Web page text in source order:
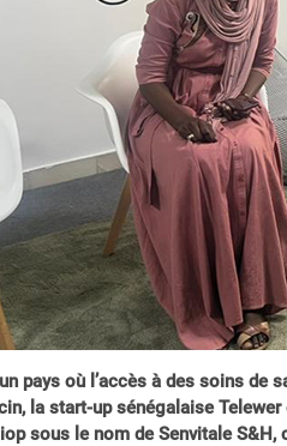
pays où l’accès à des soins de
la start-up sénégalaise
sous le nom de Senvitale